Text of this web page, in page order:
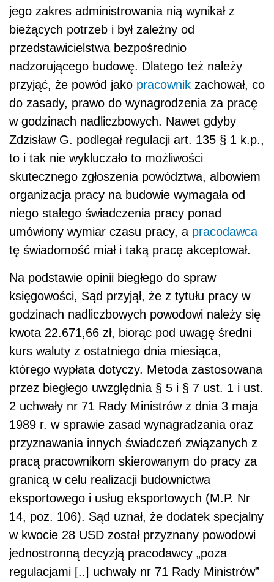
jego zakres administrowania nią wynikał z
bieżących potrzeb i był zależny od
przedstawicielstwa bezpośrednio
nadzorującego budowę. Dlatego też należy
przyjąć, że powód jako pracownik zachował, co
do zasady, prawo do wynagrodzenia za pracę
w godzinach nadliczbowych. Nawet gdyby
Zdzisław G. podlegał regulacji art. 135 § 1 k.p.,
to i tak nie wykluczało to możliwości
skutecznego zgłoszenia powództwa, albowiem
organizacja pracy na budowie wymagała od
niego stałego świadczenia pracy ponad
umówiony wymiar czasu pracy, a pracodawca
tę świadomość miał i taką pracę akceptował.
Na podstawie opinii biegłego do spraw
księgowości, Sąd przyjął, że z tytułu pracy w
godzinach nadliczbowych powodowi należy się
kwota 22.671,66 zł, biorąc pod uwagę średni
kurs waluty z ostatniego dnia miesiąca,
którego wypłata dotyczy. Metoda zastosowana
przez biegłego uwzględnia § 5 i § 7 ust. 1 i ust.
2 uchwały nr 71 Rady Ministrów z dnia 3 maja
1989 r. w sprawie zasad wynagradzania oraz
przyznawania innych świadczeń związanych z
pracą pracownikom skierowanym do pracy za
granicą w celu realizacji budownictwa
eksportowego i usług eksportowych (M.P. Nr
14, poz. 106). Sąd uznał, że dodatek specjalny
w kwocie 28 USD został przyznany powodowi
jednostronną decyzją pracodawcy „poza
regulacjami [..] uchwały nr 71 Rady Ministrów”